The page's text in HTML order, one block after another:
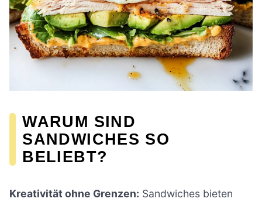
WARUM SIND
SANDWICHES SO
BELIEBT?
Kreativität ohne Grenzen: Sandwiches bieten